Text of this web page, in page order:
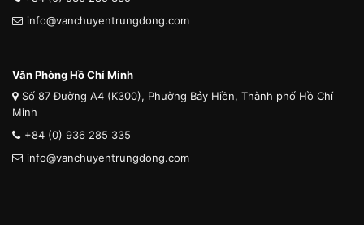
info@vanchuyentrungdong.com
Văn Phòng Hồ Chí Minh
Số 87 Đường A4 (K300), Phường Bảy Hiền, Thành phố Hồ Chí
Minh
+84 (0) 936 285 335
info@vanchuyentrungdong.com